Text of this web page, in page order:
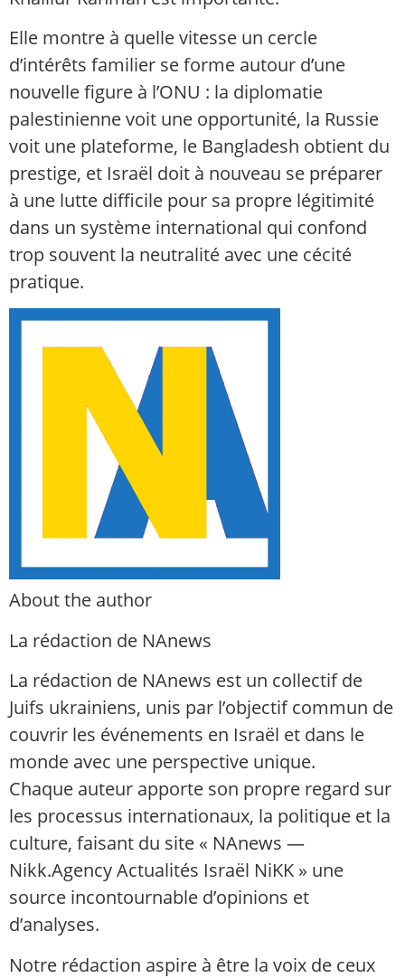
Elle montre à quelle vitesse un cercle
d’intérêts familier se forme autour d’une
nouvelle figure à l’ONU : la diplomatie
palestinienne voit une opportunité, la Russie
voit une plateforme, le Bangladesh obtient du
prestige, et Israël doit à nouveau se préparer
à une lutte difficile pour sa propre légitimité
dans un système international qui confond
trop souvent la neutralité avec une cécité
pratique.
About the author
La rédaction de NAnews
La rédaction de NAnews est un collectif de
Juifs ukrainiens, unis par l’objectif commun de
couvrir les événements en Israël et dans le
monde avec une perspective unique.
Chaque auteur apporte son propre regard sur
les processus internationaux, la politique et la
culture, faisant du site « NAnews —
Nikk.Agency Actualités Israël NiKK » une
source incontournable d’opinions et
d’analyses.
Notre rédaction aspire à être la voix de ceux